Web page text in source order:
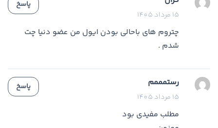
15 مرداد 1405
چتروم های باحالی بودن ایول من عضو دنیا چت
شدم .
پاسخ
رستمممم
15 مرداد 1405
مطلب مفیدی بود
پاسخ